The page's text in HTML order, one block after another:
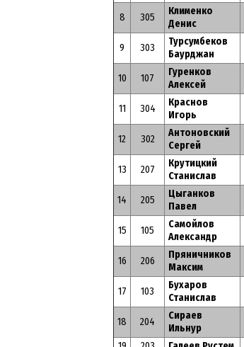
8
305
Клименко
Денис
9 303
Турсумбеков
Баурджан
10 107
Гуренков
Алексей
11 304
Краснов
Игорь
12 302
Антоновский
Сергей
13 207
Крутицкий
Станислав
14 205
Цыганков
Павел
15 105
Самойлов
Александр
16 206
Пряничников
Максим
17 103
Бухаров
Станислав
18 204
Сираев
Ильнур